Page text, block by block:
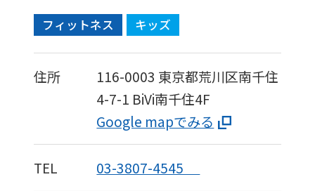
フィットネス キッズ
住所 116-0003 東京都荒川区南千住
4-7-1 BiVi南千住4F
Google mapでみる
TEL 03-3807-4545